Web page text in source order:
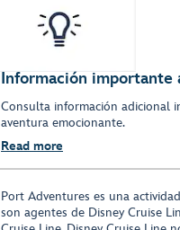
Información importante
Consulta información adicional
aventura emocionante.
Read more
Port Adventures es una
son agentes de Disney Cruise